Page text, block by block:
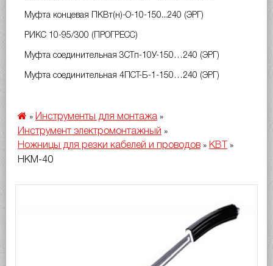
Муфта концевая ПКВт(н)-О-10-150...240 (ЭРГ)
РИКС 10-95/300 (ПРОГРЕСС)
Муфта соединительная 3СТп-10У-150…240 (ЭРГ)
Муфта соединительная 4ПСТ-Б-1-150…240 (ЭРГ)
» Инструменты для монтажа »
Инструмент электромонтажный »
Ножницы для резки кабелей и проводов » КВТ
»
НКМ-40